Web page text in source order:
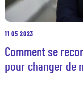
11 05 2023
Comment se
pour changer de